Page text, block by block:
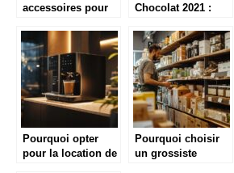
accessoires pour
whisky inoubliable
Chocolat 2021 :
pour Réussir vos
Recettes de Fêtes
Pourquoi opter
pour la location de
Pourquoi choisir
un grossiste